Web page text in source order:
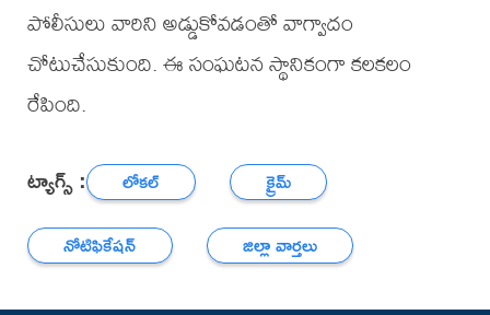
పోలీసులు వారిని అడ్డుకోవడంతో వాగ్వాదం
చోటుచేసుకుంది. ఈ సంఘటన స్థానికంగా కలకలం
రేపింది.
ట్యాగ్స్ : లోకల్
క్రైమ్
నోటిఫికేషన్
జిల్లా వార్తలు